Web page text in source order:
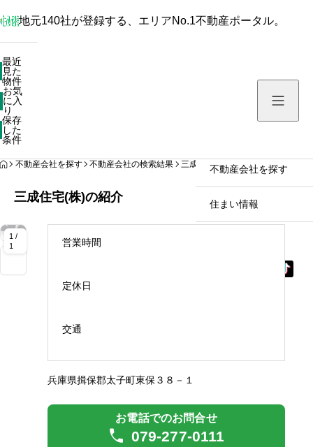
保存した条件
不動産会社を探す
住まい情報
地元140社が登録する、エリアNo.1不動産ポータル。
最近
見た
物件
お気
に入
り
保存
した
条件
HOME
不動産会社を探す 不動産会社の検索結果 三成住宅(株)
三成住宅(株)の紹介
1 /
1
大
営業時間
定休日
交通
兵庫県揖保郡太子町東保３８－１
お電話でのお問合せ
079-277-0111